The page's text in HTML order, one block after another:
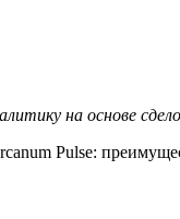
на основе